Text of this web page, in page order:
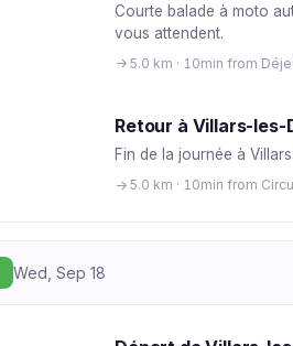
Courte balade à moto
vous attendent.
5.0 km · 10min from
Retour à Villars-les-
Fin de la journée à
5.0 km · 10min from
Wed, Sep 18